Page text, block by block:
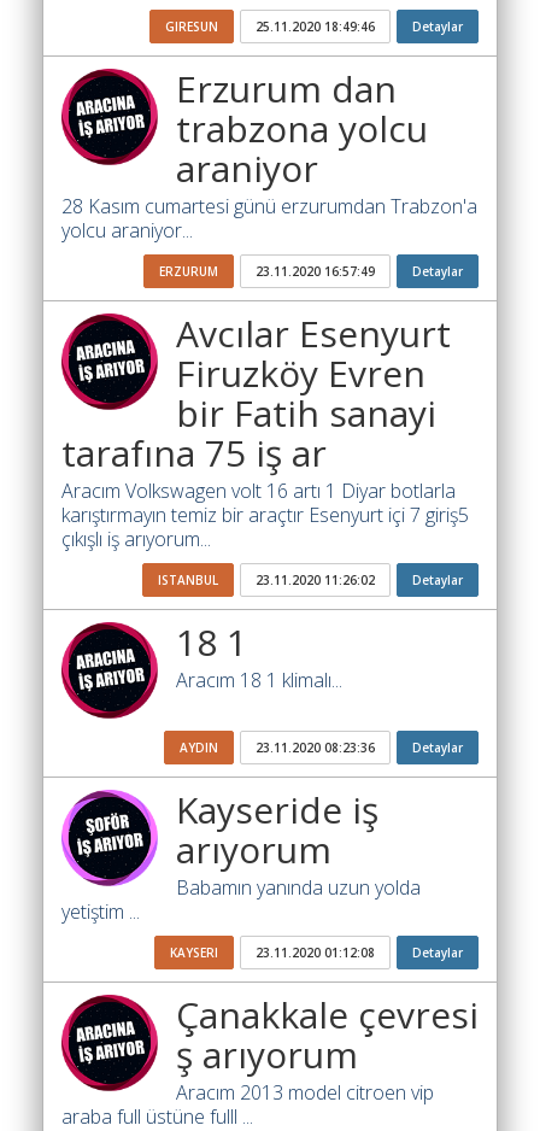
Soför
olup
arayanlar
Aracına
Katsayısı
Ajandam
Hakkımızda
GIRESUN 25.11.2020 18:49:46 Detaylar
Erzurum dan
trabzona yolcu
araniyor
28 Kasım cumartesi günü erzurumdan Trabzon'a
yolcu araniyor...
ERZURUM 23.11.2020 16:57:49 Detaylar
Avcılar Esenyurt
Firuzköy Evren
bir Fatih sanayi
tarafına 75 iş ar
Aracım Volkswagen volt 16 artı 1 Diyar botlarla
karıştırmayın temiz bir araçtır Esenyurt içi 7 giriş5
çıkışlı iş arıyorum...
ISTANBUL 23.11.2020 11:26:02 Detaylar
18 1
Aracım 18 1 klimalı...
AYDIN 23.11.2020 08:23:36 Detaylar
Kayseride iş
arıyorum
Babamın yanında uzun yolda
yetiştim ...
KAYSERI 23.11.2020 01:12:08 Detaylar
Çanakkale çevresi
ş arıyorum
Aracım 2013 model citroen vip
araba full üstüne fulll ...